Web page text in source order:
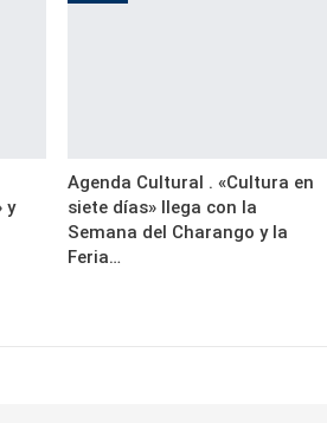
y
Agenda Cultural . «Cultura en
siete días» llega con la
Semana del Charango y la
Feria…